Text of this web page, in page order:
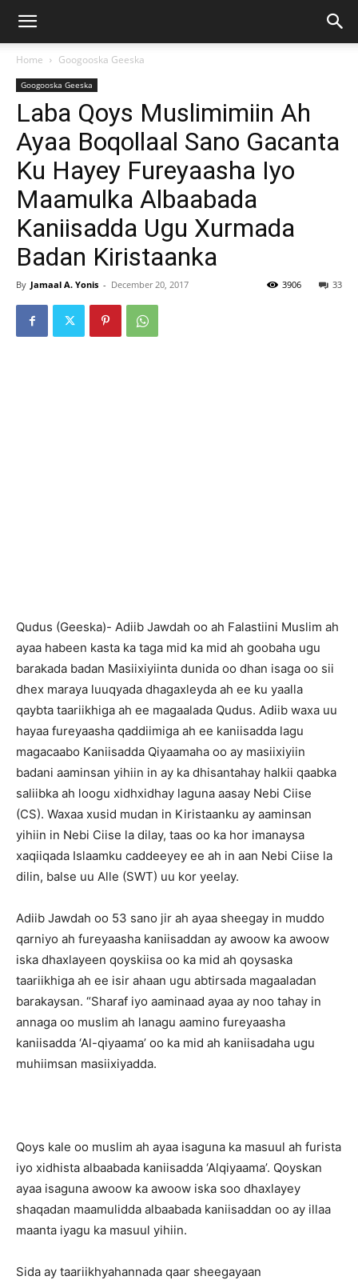
Home Googooska Geeska
Googooska Geeska
Laba Qoys Muslimimiin Ah
Ayaa Boqollaal Sano Gacanta
Ku Hayey Fureyaasha Iyo
Maamulka Albaabada
Kaniisadda Ugu Xurmada
Badan Kiristaanka
By Jamaal A. Yonis - December 20, 2017 33
3906
Qudus (Geeska)- Adiib Jawdah oo ah Falastiini Muslim ah
ayaa habeen kasta ka taga mid ka mid ah goobaha ugu
barakada badan Masiixiyiinta dunida oo dhan isaga oo sii
dhex maraya luuqyada dhagaxleyda ah ee ku yaalla
qaybta taariikhiga ah ee magaalada Qudus. Adiib waxa uu
hayaa fureyaasha qaddiimiga ah ee kaniisadda lagu
magacaabo Kaniisadda Qiyaamaha oo ay masiixiyiin
badani aaminsan yihiin in ay ka dhisantahay halkii qaabka
saliibka ah loogu xidhxidhay laguna aasay Nebi Ciise
(CS). Waxaa xusid mudan in Kiristaanku ay aaminsan
yihiin in Nebi Ciise la dilay, taas oo ka hor imanaysa
xaqiiqada Islaamku caddeeyey ee ah in aan Nebi Ciise la
dilin, balse uu Alle (SWT) uu kor yeelay.
Adiib Jawdah oo 53 sano jir ah ayaa sheegay in muddo
qarniyo ah fureyaasha kaniisaddan ay awoow ka awoow
iska dhaxlayeen qoyskiisa oo ka mid ah qoysaska
taariikhiga ah ee isir ahaan ugu abtirsada magaaladan
barakaysan. “Sharaf iyo aaminaad ayaa ay noo tahay in
annaga oo muslim ah lanagu aamino fureyaasha
kaniisadda ‘Al-qiyaama’ oo ka mid ah kaniisadaha ugu
muhiimsan masiixiyadda.
Qoys kale oo muslim ah ayaa isaguna ka masuul ah furista
iyo xidhista albaabada kaniisadda ‘Alqiyaama’. Qoyskan
ayaa isaguna awoow ka awoow iska soo dhaxlayey
shaqadan maamulidda albaabada kaniisaddan oo ay illaa
maanta iyagu ka masuul yihiin.
Sida ay taariikhyahannada qaar sheegayaan